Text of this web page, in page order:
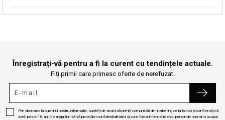
Înregistrați-vă pentru a fi la curent cu tendințele actuale.
Fiți primii care primesc oferte de nerefuzat.
Prin abonarea la buletinul nostru informativ, sunteți de acord să primiți comunicări de marketing de la Koton și confirmați că
aveți peste 18 ani.Ne angajăm să vă protejăm confidențialitatea și vom folosi informațiile dvs. personale numai în scopul